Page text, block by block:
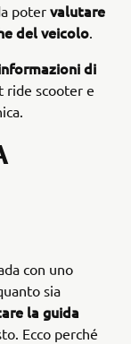
poter valutare
del veicolo.
di
ride scooter e
con uno
sia
la guida
Ecco perché